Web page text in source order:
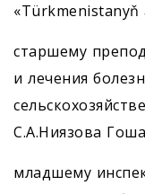
«Türkmenistanyň
старшему
и лечения
С.А.Ниязова
младшему